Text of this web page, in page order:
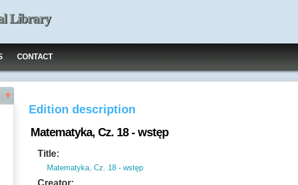
Library
CONTACT
Edition description
Matematyka, Cz. 18 - wstęp
Title:
Matematyka, Cz. 18 - wstęp
Creator: